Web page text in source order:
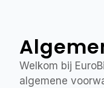
Welkom bij
algemene